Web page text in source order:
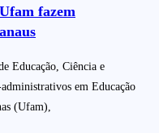
fazem
Educação, Ciência e
em Educação
(Ufam),